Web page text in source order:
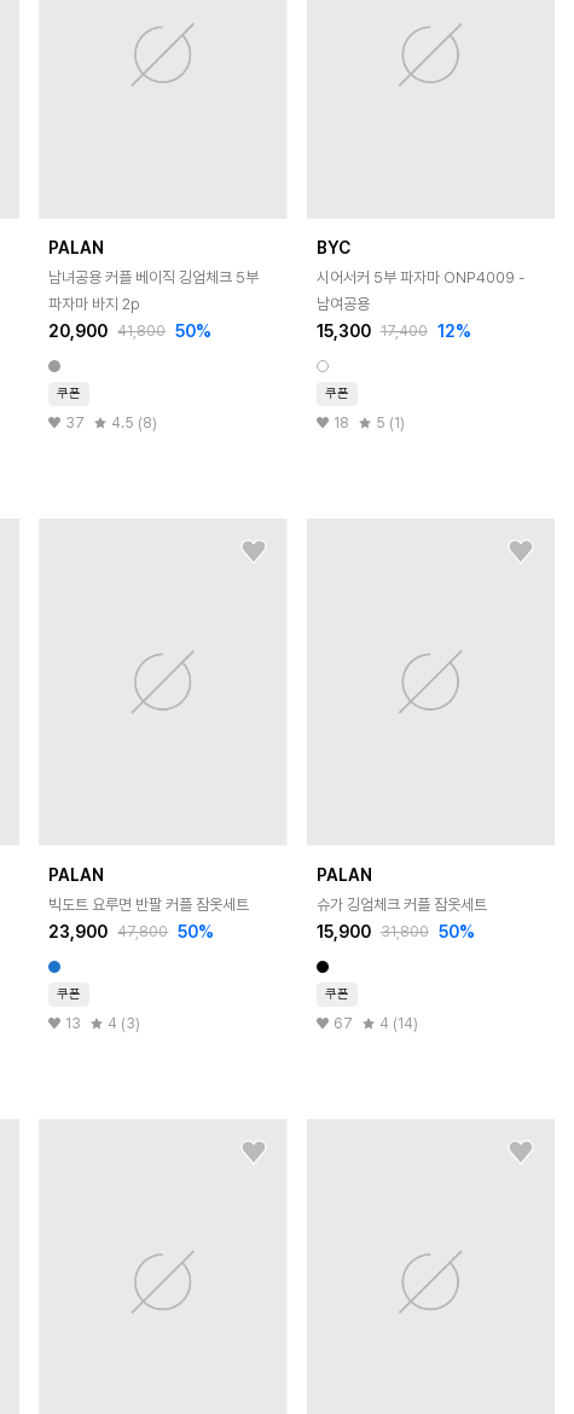
PALAN
남녀공용 커플 베이직 깅엄체크 5부
파자마 바지 2p
20,900 41,800 50%
쿠폰
37 4.5 (8)
BYC
시어서커 5부 파자마 ONP4009 -
남여공용
15,300 17,400 12%
쿠폰
18 5 (1)
PALAN
빅도트 요루면 반팔 커플 잠옷세트
23,900 47,800 50%
쿠폰
13 4 (3)
PALAN
슈가 깅엄체크 커플 잠옷세트
15,900 31,800 50%
쿠폰
67 4 (14)